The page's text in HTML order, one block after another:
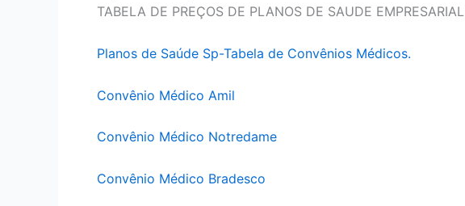
TABELA DE PREÇOS DE PLANOS DE SAUDE EMPRESARIAL
Planos de Saúde Sp-Tabela de Convênios Médicos.
Convênio Médico Amil
Convênio Médico Notredame
Convênio Médico Bradesco